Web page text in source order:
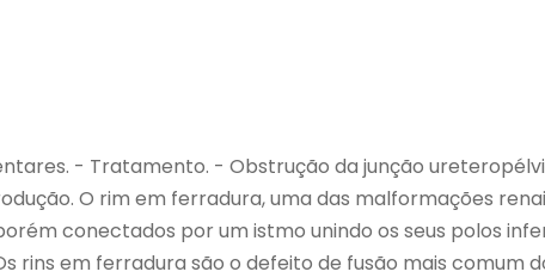
- Tratamento. - Obstrução da junção
O rim em ferradura, uma das malformações
conectados por um istmo unindo os seus polos
em ferradura são o defeito de fusão mais comum